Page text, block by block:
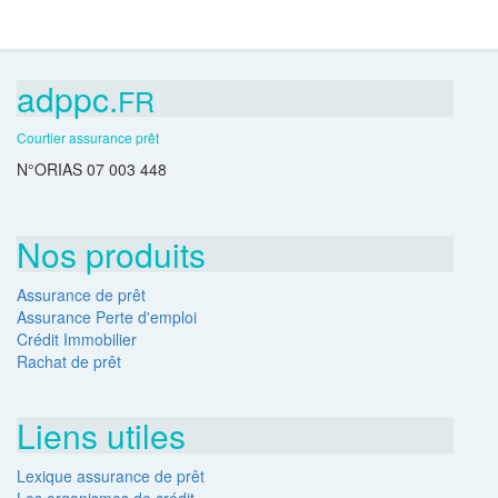
adppc.FR
Courtier assurance prêt
N°ORIAS 07 003 448
Nos produits
Assurance de prêt
Assurance Perte d'emploi
Crédit Immobilier
Rachat de prêt
Liens utiles
Lexique assurance de prêt